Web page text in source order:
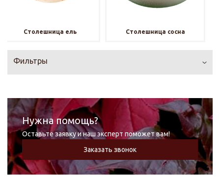
Столешница ель Столешница сосна
Фильтры
Нужна помощь?
Оставьте заявку и наш эксперт поможет вам!
Заказать звонок